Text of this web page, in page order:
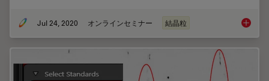
Jul 24, 2020 オンラインセミナー 結晶粒